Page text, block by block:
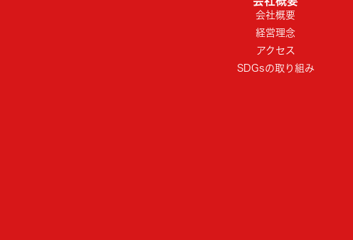
会社概要
経営理念
アクセス
SDGsの取り組み